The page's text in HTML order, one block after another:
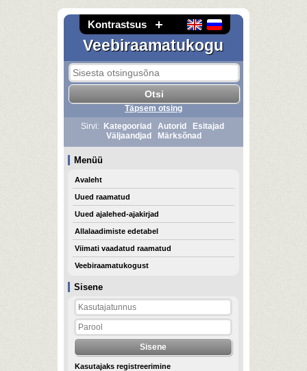
Kontrastsus
Veebiraamatukogu
Sisene
Kasutajaks registreerimine
Täpsem otsing
Sirvi:
Kategooriad Autorid
Esitajad
Väljaandjad
Märksõnad
Menüü
Avaleht
Uued raamatud
Uued ajalehed-ajakirjad
Allalaadimiste edetabel
Viimati vaadatud raamatud
Veebiraamatukogust